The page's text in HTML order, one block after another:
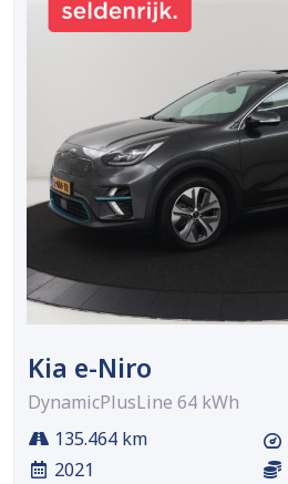
Kia e-Niro
DynamicPlusLine 64 kWh
135.464 km
2021